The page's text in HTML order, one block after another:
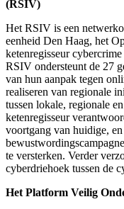
(RSIV)
Het RSIV is een
eenheid Den Haag, het
ketenregisseur
RSIV ondersteunt de 27
van hun aanpak tegen
realiseren van regionale
tussen lokale, regionale
ketenregisseur
voortgang van huidige,
te versterken. Verder
cyberdriehoek tussen de
Het Platform Veilig